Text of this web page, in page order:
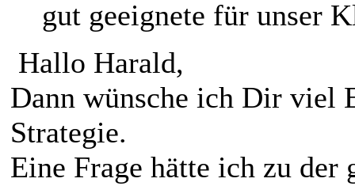
gut geeignete für unser
Hallo Harald,
Dann wünsche ich Dir viel
Strategie.
Eine Frage hätte ich zu der